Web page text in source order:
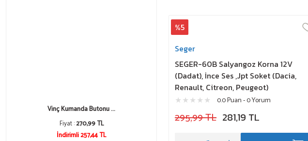
Vinç Kumanda Butonu ...
Fiyat :270,99 TL
İndirimli 257,44 TL
%5
Seger
SEGER-60B Salyangoz Korna 12V
(Dadat), İnce Ses ,Jpt Soket (Dacia,
Renault, Citreon, Peugeot)
0.0 Puan - 0 Yorum
295,99 TL 281,19 TL